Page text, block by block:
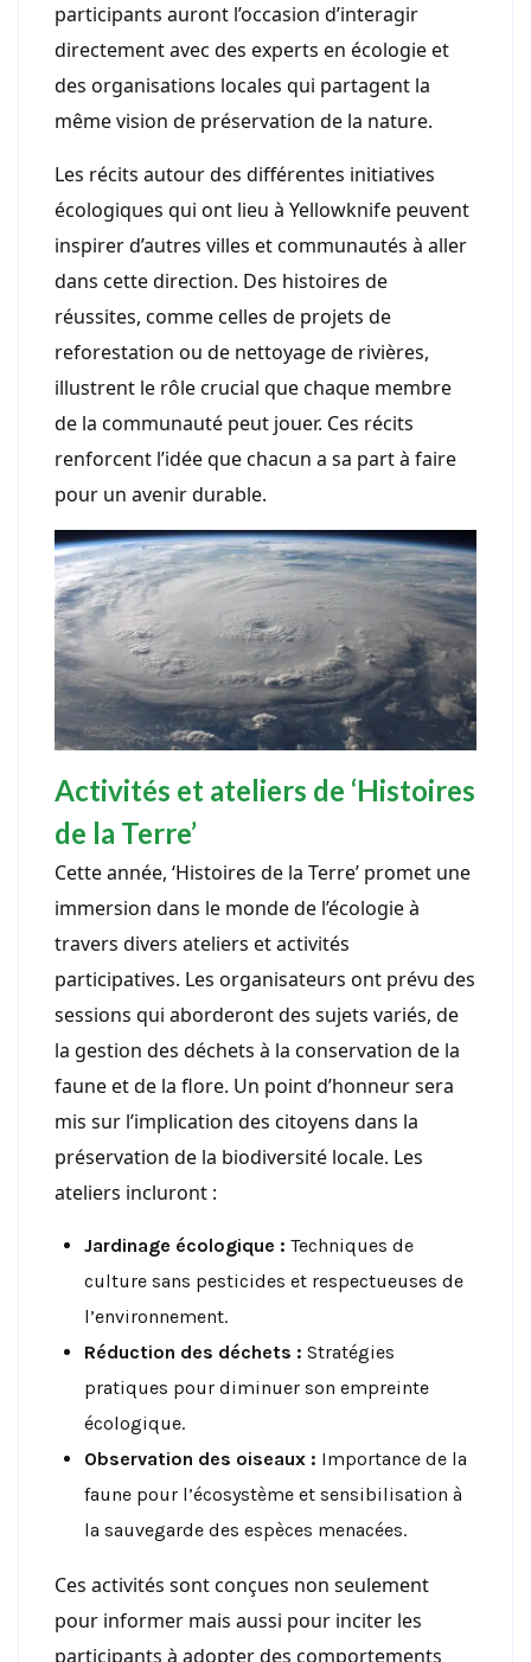
participants auront l’occasion d’interagir
directement avec des experts en écologie et
des organisations locales qui partagent la
même vision de préservation de la nature.
Les récits autour des différentes initiatives
écologiques qui ont lieu à Yellowknife peuvent
inspirer d’autres villes et communautés à aller
dans cette direction. Des histoires de
réussites, comme celles de projets de
reforestation ou de nettoyage de rivières,
illustrent le rôle crucial que chaque membre
de la communauté peut jouer. Ces récits
renforcent l’idée que chacun a sa part à faire
pour un avenir durable.
Activités et ateliers de ‘Histoires
de la Terre’
Cette année, ‘Histoires de la Terre’ promet une
immersion dans le monde de l’écologie à
travers divers ateliers et activités
participatives. Les organisateurs ont prévu des
sessions qui aborderont des sujets variés, de
la gestion des déchets à la conservation de la
faune et de la flore. Un point d’honneur sera
mis sur l’implication des citoyens dans la
préservation de la biodiversité locale. Les
ateliers incluront :
Jardinage écologique : Techniques de
culture sans pesticides et respectueuses de
l’environnement.
Réduction des déchets : Stratégies
pratiques pour diminuer son empreinte
écologique.
Observation des oiseaux : Importance de la
faune pour l’écosystème et sensibilisation à
la sauvegarde des espèces menacées.
Ces activités sont conçues non seulement
pour informer mais aussi pour inciter les
participants à adopter des comportements